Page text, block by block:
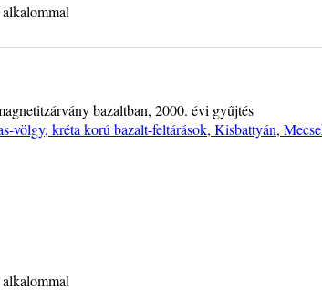
bazaltban, 2000. évi gyűjtés
völgy, kréta korú bazalt-feltárások, Kisbattyán,